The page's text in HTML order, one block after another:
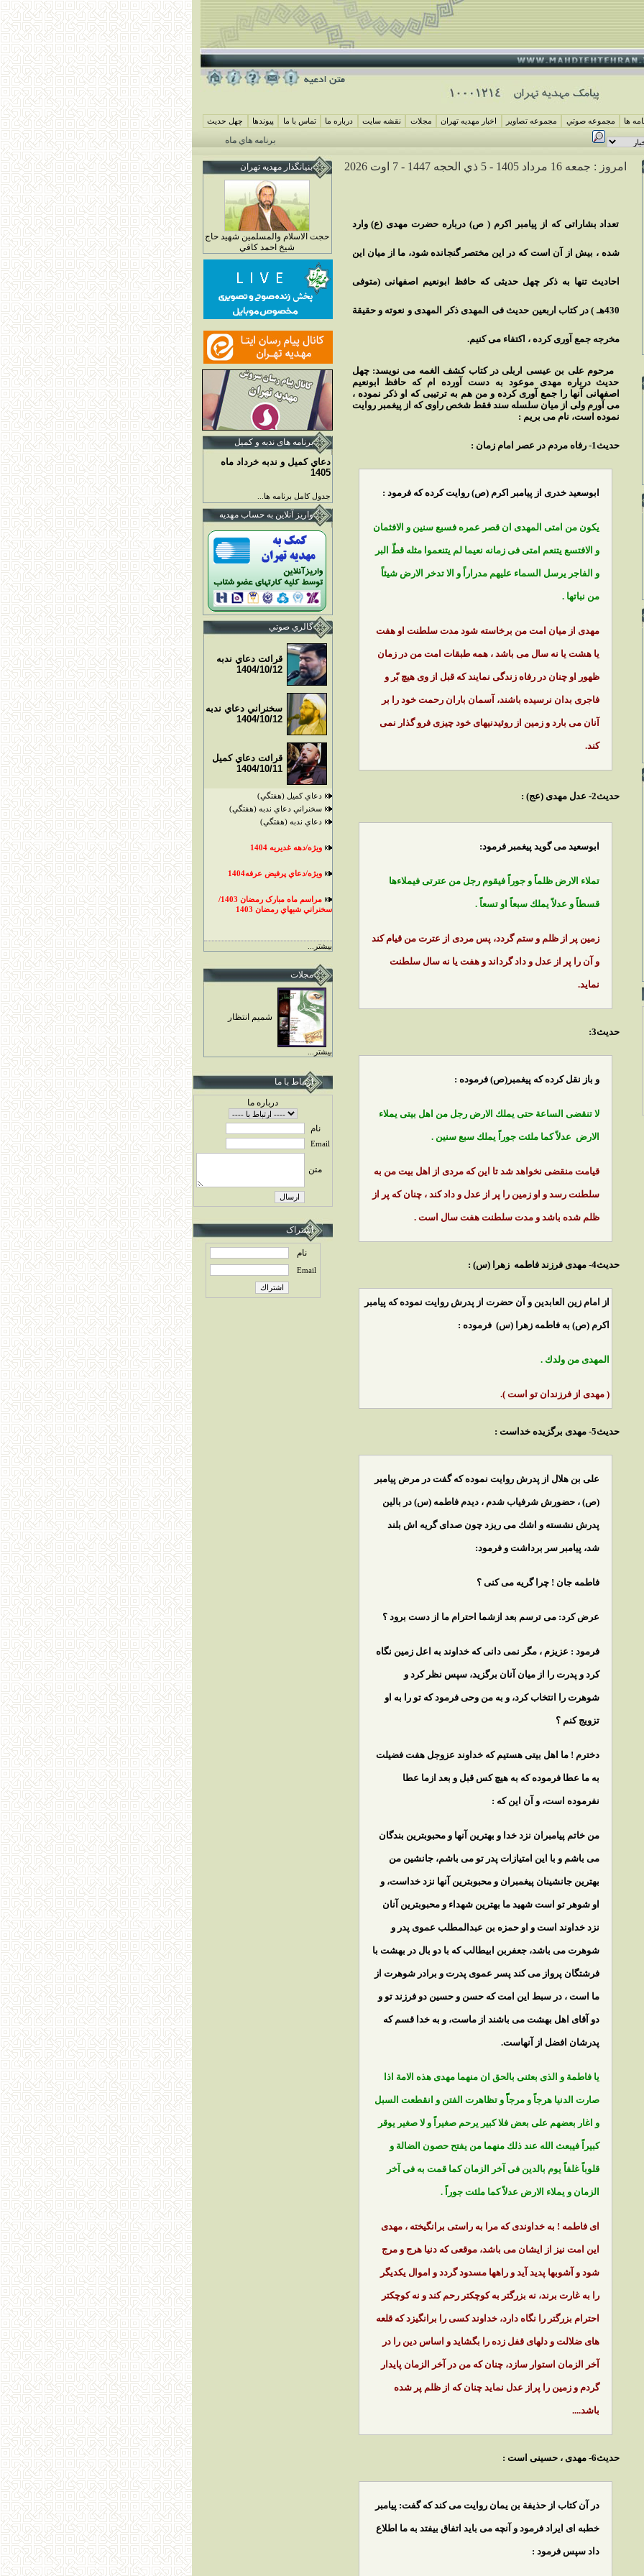
چهل حديث پيوندها تماس با ما درباره ما نقشه سايت مجلات اخبار مهديه تهران مجموعه تصاوير مجموعه صوتي ها
برنامه هاي ماه محرم مهديه تهران 1405 همايش شيرخوارگان حسيني ( جمعه 29 خرداد ماه 4 محرم 1448)
امروز : جمعه 16 مرداد 1405 - 7 اوت 2026
تعداد بشاراتى كه از پيامبر اكرم ( ص) درباره حضرت مهدى (ع) وارد
شده ، بيش از آن است كه در اين مختصر گنجانده شود، ما از ميان اين
احاديث تنها به ذكر چهل حديثى كه حافظ ابونعيم اصفهانى (متوفى
430هـ ) در كتاب اربعين حديث فى المهدى ذكر المهدى و نعوته و حقيقة
مخرجه جمع آورى كرده ، اكتفاء مى كنيم.
مرحوم على بن عيسى اربلى در كتاب كشف الغمه مى نويسد: چهل
حديث درباره مهدى موعود به دست آورده ام كه حافظ ابونعيم
اصفهانى آنها را جمع آورى كرده و من هم به ترتيبى كه او ذكر نموده ،
مى آورم ولى از ميان سلسله سند فقط شخص راوى كه از پيغمبر روايت
نموده است، نام مى بريم :
حديث1- رفاه مردم در عصر امام زمان :
ابوسعيد خدرى از پيامبر اكرم (ص) روايت كرده كه فرمود :
يكون من امتى المهدى ان قصر عمره فسبع سنين و الافثمان
و الافتسع يتنعم امتى فى زمانه نعيما لم يتنعموا مثله قطّ البر
و الفاجر يرسل السماء عليهم مدراراً و الا تدخر الارض شيئاً
من نباتها .
مهدى از ميان امت من برخاسته شود مدت سلطنت او هفت
يا هشت يا نه سال مى باشد ، همه طبقات امت من در زمان
ظهور او چنان در رفاه زندگى نمايند كه قبل از وى هيچ بّر و
فاجرى بدان نرسيده باشند، آسمان باران رحمت خود را بر
آنان مى بارد و زمين از روئيدنيهاى خود چيزى فرو گذار نمى
كند.
حديث2- عدل مهدى (عج) :
ابوسعيد مى گويد پيغمبر فرمود:
تملاء الارض ظلماً و جوراً فيقوم رجل من عترتى فيملاءها
قسطاً و عدلاً يملك سبعاً او تسعاً .
زمين پر از ظلم و ستم گردد، پس مردى از عترت من قيام كند
و آن را پر از عدل و داد گرداند و هفت يا نه سال سلطنت
نمايد.
حديث3:
و باز نقل كرده كه پيغمبر(ص) فرموده :
لا تنقضى الساعة حتى يملك الارض رجل من اهل بيتى يملاء
الارض عدلاً كما ملئت جوراً يملك سبع سنين .
قيامت منقضى نخواهد شد تا اين كه مردى از اهل بيت من به
سلطنت رسد و او زمين را پر از عدل و داد كند ، چنان كه پر از
ظلم شده باشد و مدت سلطنت هفت سال است .
حديث4- مهدى فرزند فاطمه زهرا (س) :
از امام زين العابدين و آن حضرت از پدرش روايت نموده كه پيامبر
اكرم (ص) به فاطمه زهرا (س) فرموده :
المهدى من ولدك .
( مهدى از فرزندان تو است ).
حديث5- مهدى برگزيده خداست :
على بن هلال از پدرش روايت نموده كه گفت در مرض پيامبر
(ص) ، حضورش شرفياب شدم ، ديدم فاطمه (س) در بالين
پدرش نشسته و اشك مى ريزد چون صداى گريه اش بلند
شد، پيامبر سر برداشت و فرمود:
فاطمه جان ! چرا گريه مى كنى ؟
عرض كرد: مى ترسم بعد ازشما احترام ما از دست برود ؟
فرمود : عزيزم ، مگر نمى دانى كه خداوند به اعل زمين نگاه
كرد و پدرت را از ميان آنان برگزيد، سپس نظر كرد و
شوهرت را انتخاب كرد، و به من وحى فرمود كه تو را به او
تزويج كنم ؟
دخترم ! ما اهل بيتى هستيم كه خداوند عزوجل هفت فضيلت
به ما عطا فرموده كه به هيچ كس قبل و بعد ازما عطا
نفرموده است، و آن اين كه :
من خاتم پيامبران نزد خدا و بهترين آنها و محبوبترين بندگان
مى باشم و با اين امتيازات پدر تو مى باشم، جانشين من
بهترين جانشينان پيغمبران و محبوبترين آنها نزد خداست، و
او شوهر تو است شهيد ما بهترين شهداء و محبوبترين آنان
نزد خداوند است و او حمزه بن عبدالمطلب عموى پدر و
شوهرت مى باشد، جعفربن ابيطالب كه با دو بال در بهشت با
فرشتگان پرواز مى كند پسر عموى پدرت و برادر شوهرت از
ما است ، در سبط اين امت كه حسن و حسين دو فرزند تو و
دو آقاى اهل بهشت مى باشند از ماست، و به خدا قسم كه
پدرشان افضل از آنهاست.
يا فاطمة و الذى بعثنى بالحق ان منهما مهدى هذه الامة اذا
صارت الدنيا هرجاً و مرجاًًً و تظاهرت الفتن و انقطعت السبل
و اغار بعضهم على بعض فلا كبير يرحم صغيراً و لا صغير يوقر
كبيراً فيبعث الله عند ذلك منهما من يفتح حصون الضالة و
قلوباً غلفاً يوم بالدين فى آخر الزمان كما قمت به فى آخر
الزمان و يملاء الارض عدلاً كما ملئت جوراً .
اى فاطمه ! به خداوندى كه مرا به راستى برانگيخته ، مهدى
اين امت نيز از ايشان مى باشد، موقعى كه دنيا هرج و مرج
شود و آشوبها پديد آيد و راهها مسدود گردد و اموال يكديگر
را به غارت برند، نه بزرگتر به كوچكتر رحم كند و نه كوچكتر
احترام بزرگتر را نگاه دارد، خداوند كسى را برانگيزد كه قلعه
هاى ضلالت و دلهاى قفل زده را بگشايد و اساس دين را در
آخر الزمان استوار سازد، چنان كه من در آخر الزمان پايدار
گردم و زمين را پراز عدل نمايد چنان كه از ظلم پر شده
باشد....
حديث6- مهدى ، حسينى است :
در آن كتاب از حذيفة بن يمان روايت مى كند كه گفت: پيامبر
خطبه اى ايراد فرمود و آنچه مى بايد اتفاق بيفتد به ما اطلاع
داد سپس فرمود :
بنيانگذار مهديه تهران
حجت الاسلام والمسلمين شهيد حاج
شيخ احمد کافي
برنامه های ندبه و کمیل
دعاي کميل و ندبه خرداد ماه
1405
جدول کامل برنامه ها...
واريز آنلاين به حساب مهديه
گالري صوتي
قرائت دعاي ندبه
1404/10/12
سخنراني دعاي ندبه
1404/10/12
قرائت دعاي کميل
1404/10/11
دعاي کميل (هفتگي)
سخنراني دعاي ندبه (هفتگي)
دعاي ندبه (هفتگي)
ويژه/دهه غديريه 1404
ويژه/دعاي پرفيض عرفه1404
مراسم ماه مبارک رمضان 1403/
سخنراني شبهاي رمضان 1403
بيشتر...
مجلات
شميم انتظار
بيشتر...
ارتباط با ما
درباره ما
نام
Email
متن
اشتراک
نام
Email